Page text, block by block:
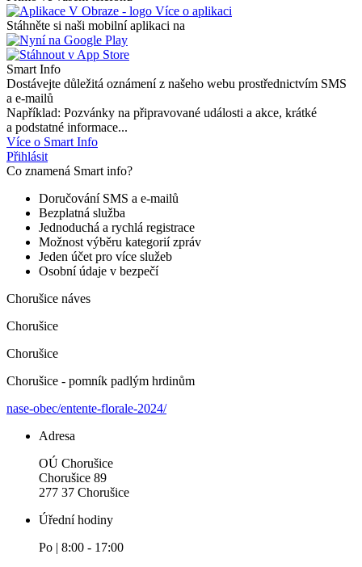
Více o aplikaci
Stáhněte si naši mobilní aplikaci na
Smart Info
Dostávejte důležitá oznámení z našeho webu prostřednictvím SMS
a e-mailů
Například: Pozvánky na připravované události a akce, krátké
a podstatné informace...
Více o Smart Info
Přihlásit
Co znamená Smart info?
Doručování SMS a e-mailů
Bezplatná služba
Jednoduchá a rychlá registrace
Možnost výběru kategorií zpráv
Jeden účet pro více služeb
Osobní údaje v bezpečí
Chorušice náves
Chorušice
Chorušice
Chorušice - pomník padlým hrdinům
nase-obec/entente-florale-2024/
Adresa
OÚ Chorušice
Chorušice 89
277 37 Chorušice
Úřední hodiny
Po | 8:00 - 17:00